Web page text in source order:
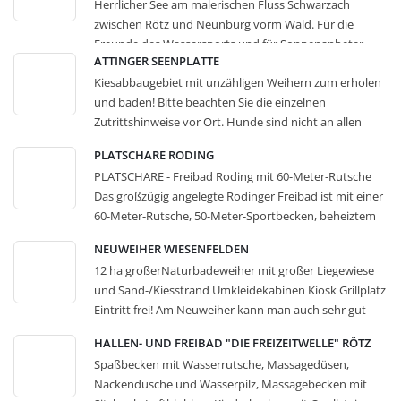
Badesee%3Bart67,308857&h=309&w=592&tbnid=WshL
DmCoE-
tjhM:&tbnh=123&tbnw=236&docid=1iaycrqjf8OgNM&u
sg=__oIQKsMXORESl2vxfWGFJlDGK4_s=&sa=X&ved=0a
hUKEwilm7yZiP_MAhXGdpoKHeasCLcQ9QEIIjAC
Pixabay - Bäder und Seen»
Herrlicher See am malerischen Fluss Schwarzach
zwischen Rötz und Neunburg vorm Wald. Für die
Freunde des Wassersports und für Sonnenanbeter
bietet der Stausee viele Möglichkeiten. Selbst bei
Anglern ist der See ein aufgrund seines hervorragendes
Fischbestandes sehr beliebt. Freizeitmöglichkeiten am
Eixendorfer Stausee: Wandern, Nordic Walking,
Informationen siehe Websites. - Bäder und Seen
ATTINGER SEENPLATTE
Kiesabbaugebiet mit unzähligen Weihern zum erholen
und baden! Bitte beachten Sie die einzelnen
Zutrittshinweise vor Ort. Hunde sind nicht an allen
PLATSCHARE RODING
PLATSCHARE - Freibad Roding mit 60-Meter-Rutsche
Das großzügig angelegte Rodinger Freibad ist mit einer
60-Meter-Rutsche, 50-Meter-Sportbecken, beheiztem
und einem Kinder-Planschbecken ausgestattet. Beach-
Volleyballfeld, Goldwaschanlage, Tischtennisplatten
und 8000 qm Liegewiese laden zu ein paar erholsamen
Stunden ein. Restaurant und Kiosk sorgen für das
NEUWEIHER WIESENFELDEN
12 ha großerNaturbadeweiher mit großer Liegewiese
und Sand-/Kiesstrand Umkleidekabinen Kiosk Grillplatz
Eintritt frei! Am Neuweiher kann man auch sehr gut
Informationen siehe Website. Bilder: SWT - Bäder und
Seen»
HALLEN- UND FREIBAD "DIE FREIZEITWELLE" RÖTZ
Spaßbecken mit Wasserrutsche, Massagedüsen,
Nackendusche und Wasserpilz, Massagebecken mit